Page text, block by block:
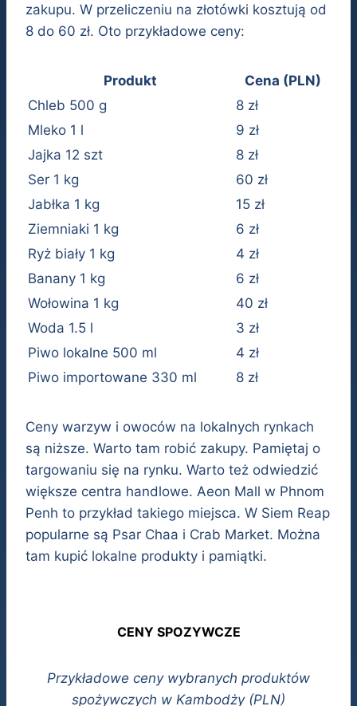
zakupu. W przeliczeniu na złotówki kosztują od
8 do 60 zł. Oto przykładowe ceny:
Produkt
Cena (PLN)
Chleb 500 g
8 zł
Mleko 1 l
9 zł
Jajka 12 szt
8 zł
Ser 1 kg
60 zł
Jabłka 1 kg
15 zł
Ziemniaki 1 kg
6 zł
Ryż biały 1 kg
4 zł
Banany 1 kg
6 zł
Wołowina 1 kg
40 zł
Woda 1.5 l
3 zł
Piwo lokalne 500 ml
4 zł
Piwo importowane 330 ml
8 zł
Ceny warzyw i owoców na lokalnych rynkach
są niższe. Warto tam robić zakupy. Pamiętaj o
targowaniu się na rynku. Warto też odwiedzić
większe centra handlowe. Aeon Mall w Phnom
Penh to przykład takiego miejsca. W Siem Reap
popularne są Psar Chaa i Crab Market. Można
tam kupić lokalne produkty i pamiątki.
CENY SPOZYWCZE
Przykładowe ceny wybranych produktów
spożywczych w Kambodży (PLN)